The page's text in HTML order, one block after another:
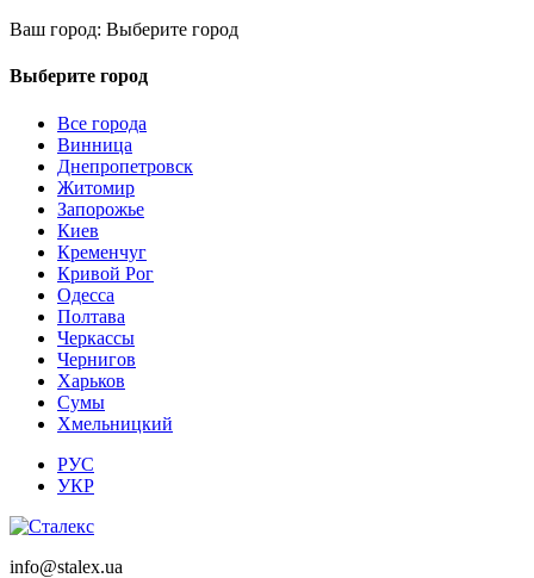
Ваш город: Выберите город
Выберите город
Все города
Винница
Днепропетровск
Житомир
Запорожье
Киев
Кременчуг
Кривой Рог
Одесса
Полтава
Черкассы
Чернигов
Харьков
Сумы
Хмельницкий
РУС
УКР
info@stalex.ua